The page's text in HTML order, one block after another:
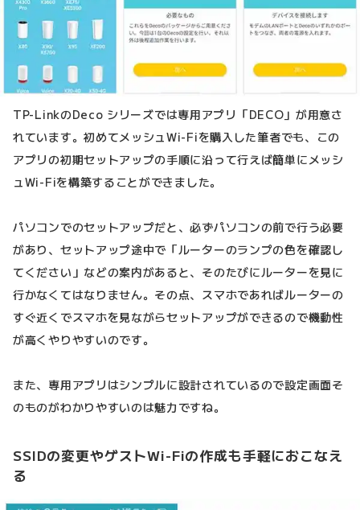
TP-LinkのDeco シリーズでは専用アプリ「DECO」が用意さ
れています。初めてメッシュWi-Fiを購入した筆者でも、この
アプリの初期セットアップの手順に沿って行えば簡単にメッシ
ュWi-Fiを構築することができました。
パソコンでのセットアップだと、必ずパソコンの前で行う必要
があり、セットアップ途中で「ルーターのランプの色を確認し
てください」などの案内があると、そのたびにルーターを見に
行かなくてはなりません。その点、スマホであればルーターの
すぐ近くでスマホを見ながらセットアップができるので機動性
が高くやりやすいのです。
また、専用アプリはシンプルに設計されているので設定画面そ
のものがわかりやすいのは魅力ですね。
SSIDの変更やゲストWi-Fiの作成も手軽におこなえ
る